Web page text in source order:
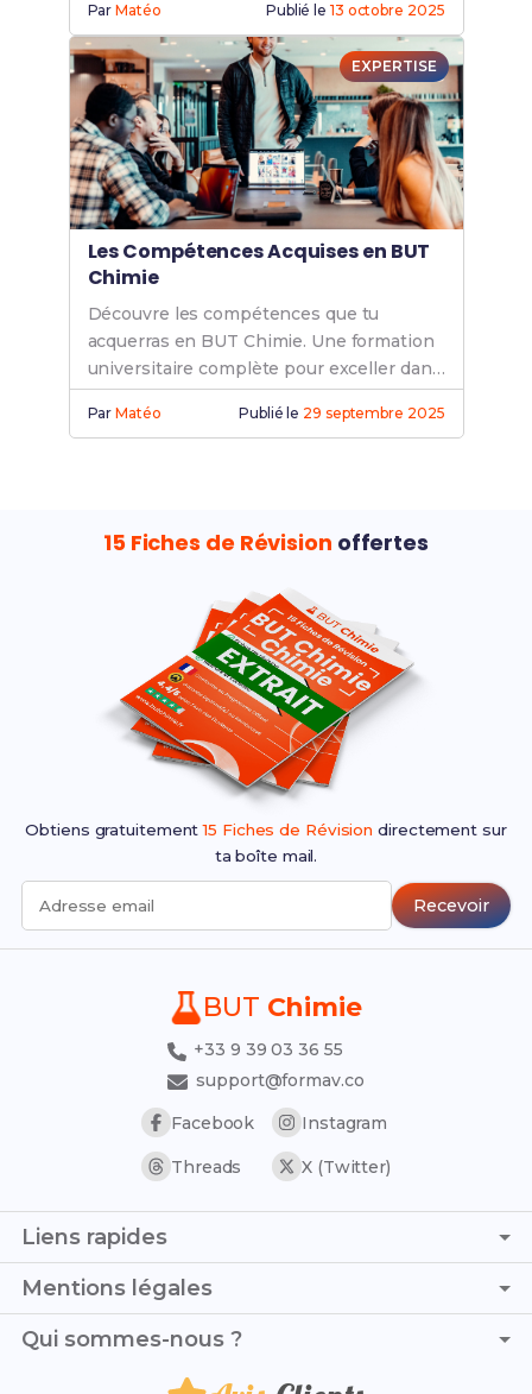
prometteuse.
ParMatéo Publié le 13 octobre 2025
EXPERTISE
Les Compétences Acquises en BUT
Chimie
Découvre les compétences que tu
acquerras en BUT Chimie. Une formation
universitaire complète pour exceller dans
tes études et préparer ta carrière.
ParMatéo Publié le 29 septembre 2025
15 Fiches de Révision offertes
Obtiens gratuitement15 Fiches de Révision directement sur
ta boîte mail.
Adresse email Recevoir
BUT Chimie
+33 9 39 03 36 55
support@formav.co
Facebook
Instagram
Threads X (Twitter)
Liens rapides
Page d'accueil
Trouver son stage
Trouver son alternance
Liste des établissements
Mentions légales
C.G.V. - C.G.U.
Qui sommes-nous ?